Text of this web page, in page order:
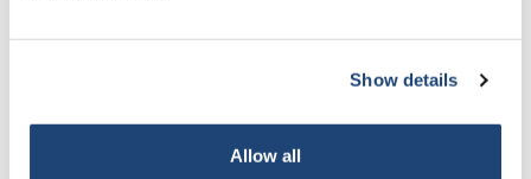
Show details
Allow all
Op de specifieke productpagina’s van onze binoculaire
beslissing. Alle meegeleverde elementen worden hier genoemd